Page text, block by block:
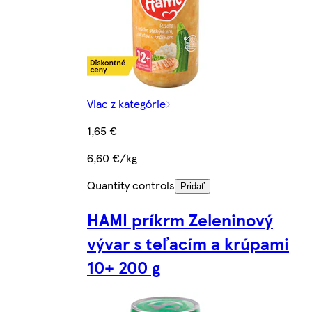
Viac z kategórie
1,65 €
6,60 €/kg
Quantity controls
Pridať
HAMI príkrm Zeleninový
vývar s teľacím a krúpami
10+ 200 g